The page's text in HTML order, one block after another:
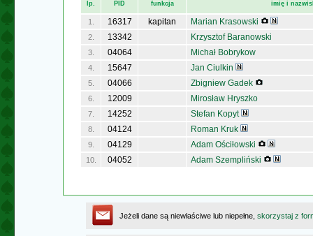
lp. PID funkcja imię i
1. 16317 kapitan Marian Krasowski
2. 13342 Krzysztof Baranowski
3. 04064 Michał Bobrykow
4. 15647 Jan Ciulkin
5. 04066 Zbigniew Gadek
6. 12009 Mirosław Hryszko
7. 14252 Stefan Kopyt
8. 04124 Roman Kruk
9. 04129 Adam Ościłowski
10. 04052 Adam Szempliński
Jeżeli dane są niewłaściwe lub niepełne, skorzystaj z